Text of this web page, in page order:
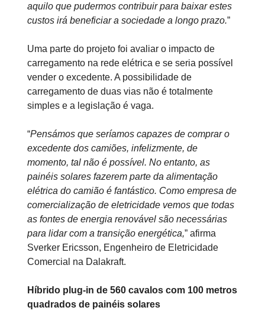
aquilo que pudermos contribuir para baixar estes
custos irá beneficiar a sociedade a longo prazo.”
Uma parte do projeto foi avaliar o impacto de
carregamento na rede elétrica e se seria possível
vender o excedente. A possibilidade de
carregamento de duas vias não é totalmente
simples e a legislação é vaga.
“Pensámos que seríamos capazes de comprar o
excedente dos camiões, infelizmente, de
momento, tal não é possível. No entanto, as
painéis solares fazerem parte da alimentação
elétrica do camião é fantástico. Como empresa de
comercialização de eletricidade vemos que todas
as fontes de energia renovável são necessárias
para lidar com a transição energética,” afirma
Sverker Ericsson, Engenheiro de Eletricidade
Comercial na Dalakraft.
Híbrido plug-in de 560 cavalos com 100 metros
quadrados de painéis solares